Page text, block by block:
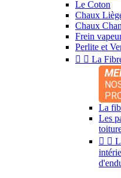
Le Coton
Chaux
Chaux
Frein
Perlite et
  La
La
Les
 